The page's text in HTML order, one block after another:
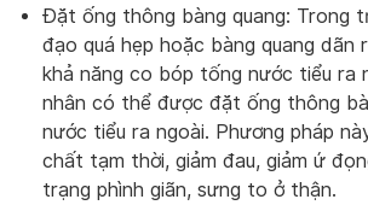
Đặt ống thông bàng quang: Trong
đạo quá hẹp hoặc bàng quang dãn
khả năng co bóp tống nước tiểu ra
nhân có thể được đặt ống thông
nước tiểu ra ngoài. Phương pháp
chất tạm thời, giảm đau, giảm ứ
trạng phình giãn, sưng to ở thận.